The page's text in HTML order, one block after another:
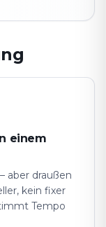
einem
aber draußen
kein fixer
Tempo